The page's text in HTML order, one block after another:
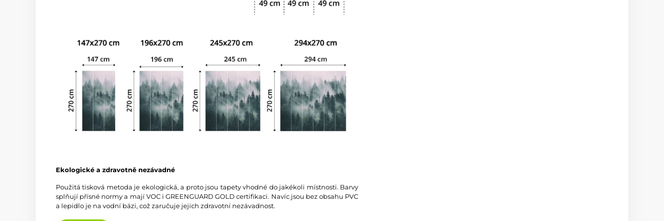
Ekologické a zdravotně nezávadné
Použitá tisková metoda je ekologická, a proto jsou tapety vhodné do jakékoli místnosti. Barvy
splňují přísné normy a mají VOC i GREENGUARD GOLD certifikaci. Navíc jsou bez obsahu PVC
a lepidlo je na vodní bázi, což zaručuje jejich zdravotní nezávadnost.